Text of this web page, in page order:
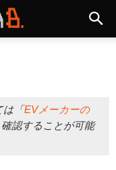
「EVメーカーの
確認することが可能